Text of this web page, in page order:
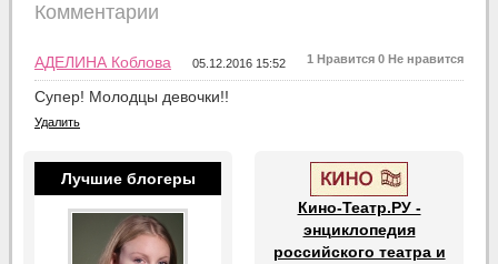
Комментарии
1 Нравится 0 Не нравится
АДЕЛИНА Коблова 05.12.2016 15:52
Супер! Молодцы девочки!!
Удалить
Лучшие блогеры
Кино-Театр.РУ -
энциклопедия
российского театра и